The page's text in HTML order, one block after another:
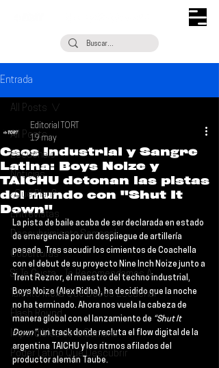
Entrada
All Posts
Escúchalo
Noticias
¿Qué Plan?
Entrevistas
Descubrimiento Semanal
Coberturas
Si Te Gusta... Te Recomendamos A...
Talento Mexa Que Debes Escuchar
Flash Round
Imperdibles de la Semana
Poder Latino Que Descubrir
All Posts
Caos Industrial y Sangre
Latina: Boys Noize y
TAICHU detonan las pistas
del mundo con "Shut It
Down"
Editorial TORT
19 may
La pista de baile acaba de ser declarada en estado
de emergencia por un despliegue de artillería
pesada. Tras sacudir los cimientos de Coachella
con el debut de su proyecto Nine Inch Noize junto a
Trent Reznor, el maestro del techno industrial,
Boys Noize (Alex Ridha), ha decidido que la noche
no ha terminado. Ahora nos vuela la cabeza de
manera global con el lanzamiento de “Shut It
Down”, un track donde recluta el flow digital de la
argentina
TAICHU y los ritmos afilados del
productor alemán
Taube.